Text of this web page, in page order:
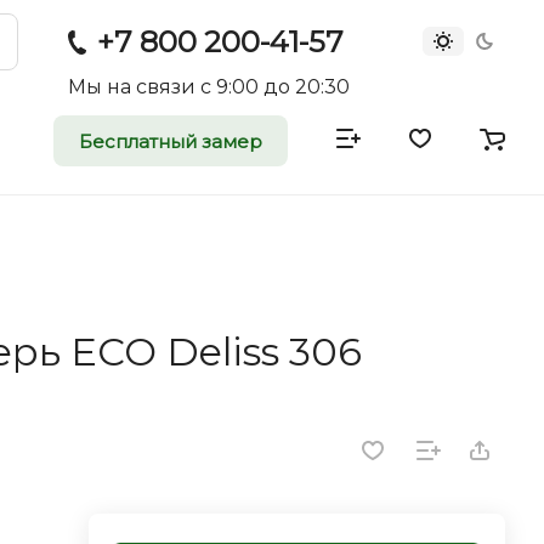
+7 800 200-41-57
Мы на связи с 9:00 до 20:30
Бесплатный замер
ECO Deliss 306
и
приглашает к
дизайнеров и